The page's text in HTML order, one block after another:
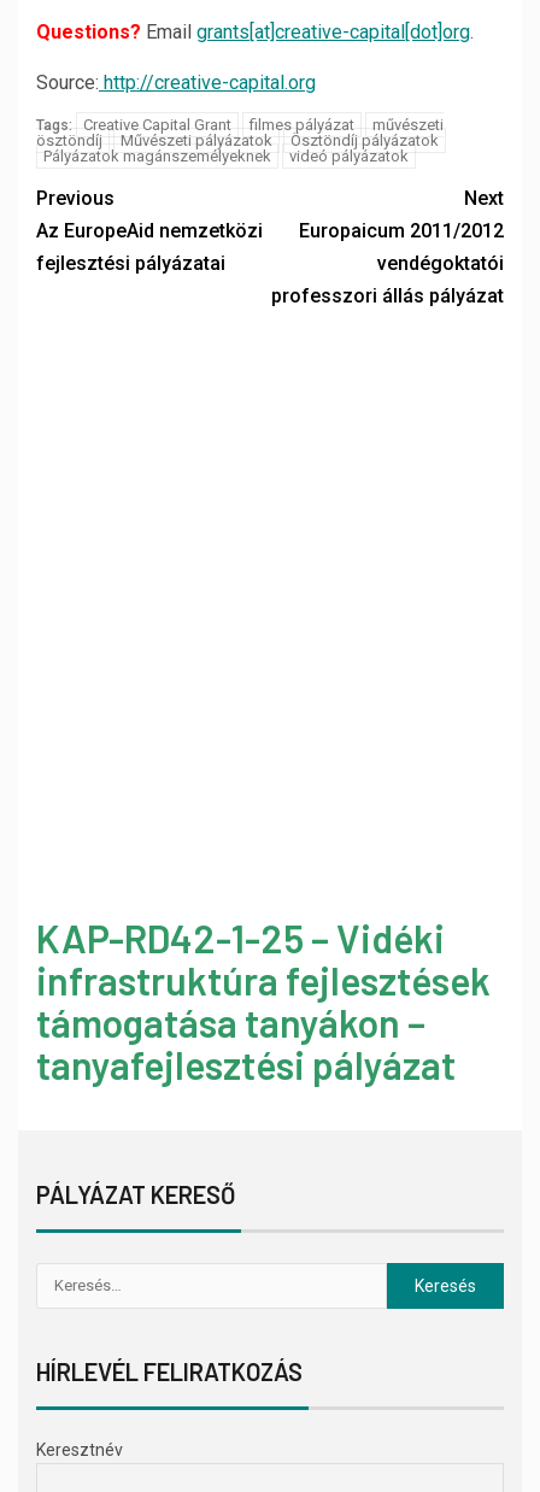
Questions? Email grants[at]creative-capital[dot]org.
Source: http://creative-capital.org
Tags: Creative Capital Grant filmes pályázat
művészeti
ösztöndíj
Művészeti pályázatok
Ösztöndíj pályázatok
Pályázatok magánszemélyeknek
videó pályázatok
Previous
Az EuropeAid nemzetközi
fejlesztési pályázatai
Next
Europaicum 2011/2012
vendégoktatói
professzori állás pályázat
KAP-RD42-1-25 – Vidéki
infrastruktúra fejlesztések
támogatása tanyákon –
tanyafejlesztési pályázat
PÁLYÁZAT KERESŐ
HÍRLEVÉL FELIRATKOZÁS
Keresztnév